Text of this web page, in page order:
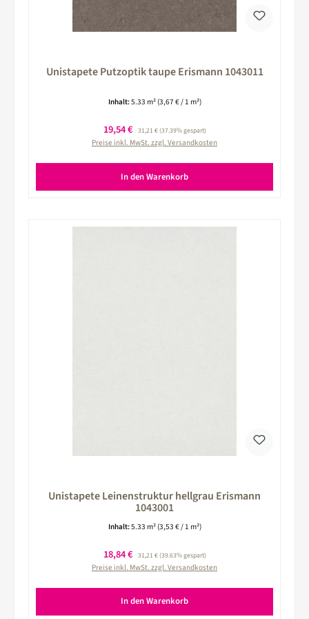
Unistapete Putzoptik taupe Erismann 1043011
Inhalt:5.33 m² (3,67 € / 1 m²)
Verkaufspreis:
19,54 € Regulärer Preis:
31,21 €(37.39% gespart)
Preise inkl. MwSt. zzgl. Versandkosten
In den Warenkorb
Unistapete Leinenstruktur hellgrau Erismann
1043001
Inhalt:5.33 m² (3,53 € / 1 m²)
Verkaufspreis:
18,84 € Regulärer Preis:
31,21 €(39.63% gespart)
Preise inkl. MwSt. zzgl. Versandkosten
In den Warenkorb